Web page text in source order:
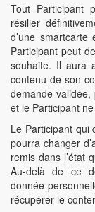
Tout Participant
résilier
d’une
Participant peut
souhaite. Il aura
contenu de son
demande
et le Participant
Le Participant qui
pourra changer
remis dans l’état
Au-delà de ce
donnée
récupérer le